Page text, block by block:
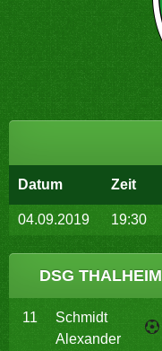
Datum Zeit
04.09.2019 19:30
DSG THALHEIM
11
Schmidt
Alexander